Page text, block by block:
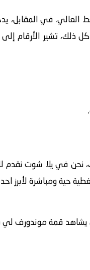
العالي. في المقابل،
ذلك، تشير الأرقام
نحن في يلا شوت نقدم
حية ومباشرة لأبرز
قمة موندورف لي